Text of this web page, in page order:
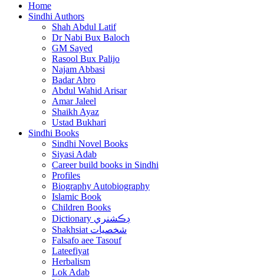
Home
Sindhi Authors
Shah Abdul Latif
Dr Nabi Bux Baloch
GM Sayed
Rasool Bux Palijo
Najam Abbasi
Badar Abro
Abdul Wahid Arisar
Amar Jaleel
Shaikh Ayaz
Ustad Bukhari
Sindhi Books
Sindhi Novel Books
Siyasi Adab
Career build books in Sindhi
Profiles
Biography Autobiography
Islamic Book
Children Books
Dictionary ڊڪشنري
Shakhsiat شخصيات
Falsafo aee Tasouf
Lateefiyat
Herbalism
Lok Adab